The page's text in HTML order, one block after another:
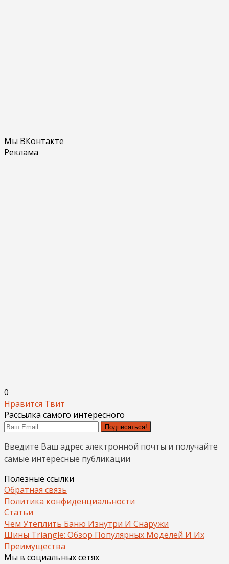
Мы ВКонтакте
Реклама
0
Нравится Твит
Рассылка самого интересного
Подписаться!
Введите Ваш адрес электронной почты и получайте
самые интересные публикации
Полезные ссылки
Обратная связь
Политика конфиденциальности
Статьи
Чем Утеплить Баню Изнутри И Снаружи
Шины Triangle: Обзор Популярных Моделей И Их
Преимущества
Мы в социальных сетях